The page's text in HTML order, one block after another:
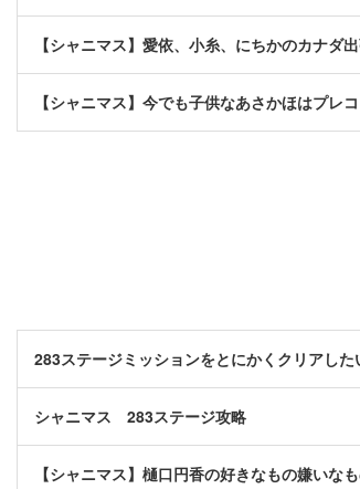
【シャニマス】愛依、小糸、にちかのカナダ
【シャニマス】今でも子供なあさかほはプレ
283ステージミッションをとにかくクリアし
シャニマス 283ステージ攻略
【シャニマス】樋口円香の好きなもの嫌いな